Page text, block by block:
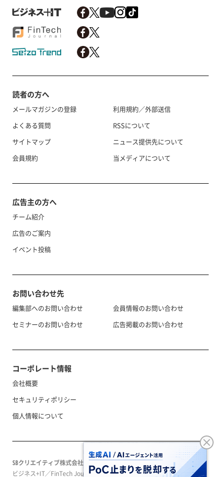
読者の方へ
メールマガジンの登録
よくある質問
サイトマップ
会員規約
利用規約／外部送信
RSSについて
ニュース提供先について
当メディアについて
広告主の方へ
チーム紹介
広告のご案内
イベント投稿
お問い合わせ先
編集部へのお問い合わせ
セミナーのお問い合わせ
会員情報のお問い合わせ
広告掲載のお問い合わせ
コーポレート情報
会社概要
セキュリティポリシー
個人情報について
SBクリエイティブ株式会社
ビジネス+IT／FinTech Journal／SeizoTrendはソフトバンクグループのS